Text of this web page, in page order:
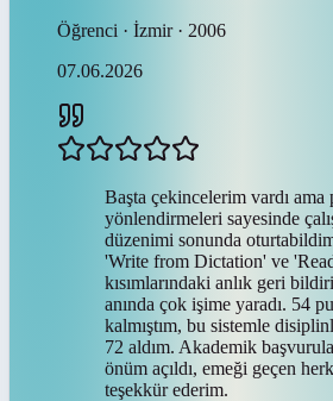
Öğrenci · İzmir · 2006
07.06.2026
Başta çekincelerim vardı ama
yönlendirmeleri sayesinde
düzenimi sonunda
'Write from Dictation' ve
kısımlarındaki anlık geri
anında çok işime yaradı. 54
kalmıştım, bu sistemle
72 aldım. Akademik
önüm açıldı, emeği geçen
teşekkür ederim.